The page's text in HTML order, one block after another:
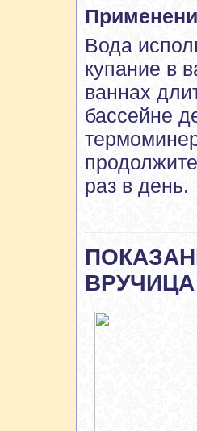
Вода
купание в
ваннах
бассейне
раз в день.
ВРУЧИЦА